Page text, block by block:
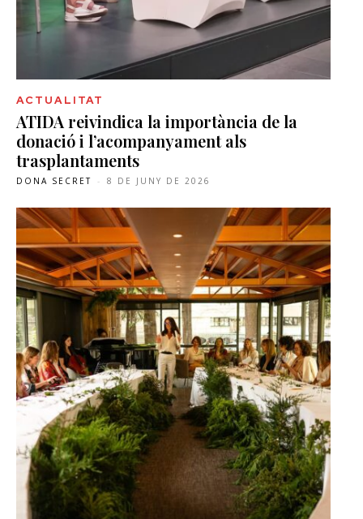
ACTUALITAT
ATIDA reivindica la importància de la
donació i l’acompanyament als
trasplantaments
DONA SECRET - 8 DE JUNY DE 2026